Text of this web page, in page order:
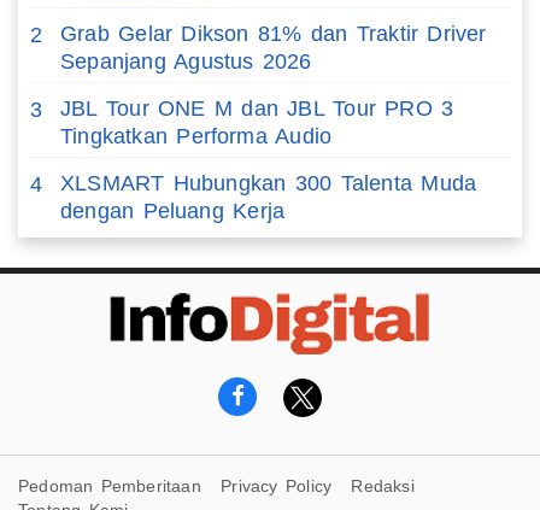
2
Grab Gelar Dikson 81% dan Traktir Driver
Sepanjang Agustus 2026
3
JBL Tour ONE M dan JBL Tour PRO 3
Tingkatkan Performa Audio
4
XLSMART Hubungkan 300 Talenta Muda
dengan Peluang Kerja
Pedoman Pemberitaan Privacy Policy
Redaksi